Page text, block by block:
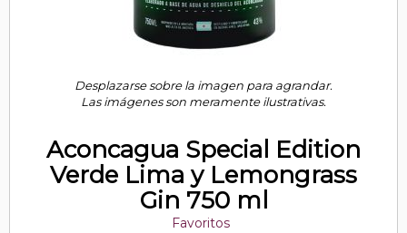
Desplazarse sobre la imagen para agrandar.
Las imágenes son meramente ilustrativas.
Aconcagua Special Edition
Verde Lima y Lemongrass
Gin 750 ml
Favoritos